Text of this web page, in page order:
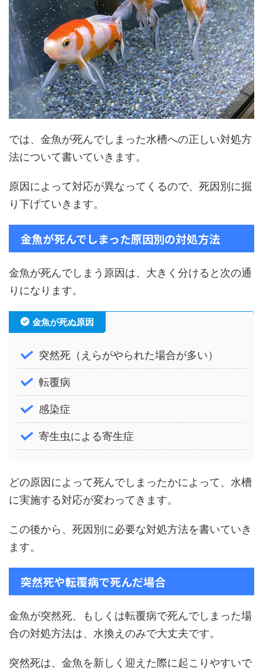
では、金魚が死んでしまった水槽への正しい対処方
法について書いていきます。
原因によって対応が異なってくるので、死因別に掘
り下げていきます。
金魚が死んでしまった原因別の対処方法
金魚が死んでしまう原因は、大きく分けると次の通
りになります。
金魚が死ぬ原因
突然死（えらがやられた場合が多い）
転覆病
感染症
寄生虫による寄生症
どの原因によって死んでしまったかによって、水槽
に実施する対応が変わってきます。
この後から、死因別に必要な対処方法を書いていき
ます。
突然死や転覆病で死んだ場合
金魚が突然死、もしくは転覆病で死んでしまった場
合の対処方法は、水換えのみで大丈夫です。
突然死は、金魚を新しく迎えた際に起こりやすいで